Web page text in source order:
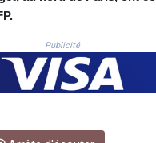
Publicité